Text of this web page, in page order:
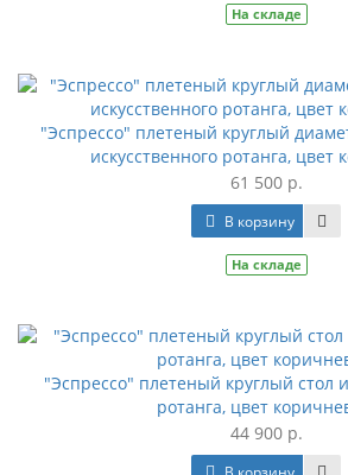
На складе
"Эспрессо" плетеный круглый
искусственного ротанга, цвет
61 500 р.
В корзину
На складе
"Эспрессо" плетеный круглый стол
ротанга, цвет
44 900 р.